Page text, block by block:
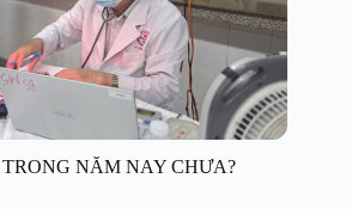
NĂM NAY CHƯA?